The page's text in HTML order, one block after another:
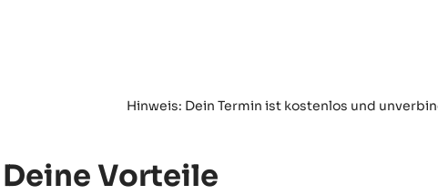
Hinweis: Dein Termin ist kostenlos und
Deine Vorteile